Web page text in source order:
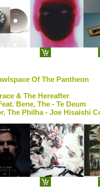
Of The Pantheon
& The Hereafter
Bene, The - Te Deum
The Philha - Joe Hisaishi